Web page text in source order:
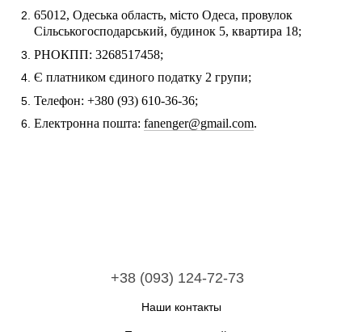
65012, Одеська область, місто Одеса, провулок
Сільськогосподарський, будинок 5, квартира 18;
РНОКПП: 3268517458;
Є платником єдиного податку 2 групи;
Телефон: +380 (93) 610-36-36;
Електронна пошта: fanenger@gmail.com.
+38 (093) 124-72-73
Наши контакты